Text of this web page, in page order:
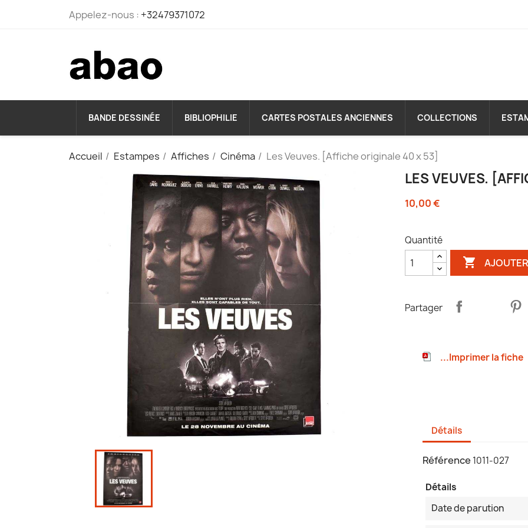
Appelez-nous : +32479371072
BANDE DESSINÉE BIBLIOPHILIE CARTES POSTALES ANCIENNES COLLECTIONS
Accueil Estampes Affiches Cinéma Les Veuves. [Affiche originale 40 x 53]
LES VEUVES.
10,00 €
Quantité

Partager
...Imprimer la fiche
Détails
Référence 1011-027
Détails
Date de parution